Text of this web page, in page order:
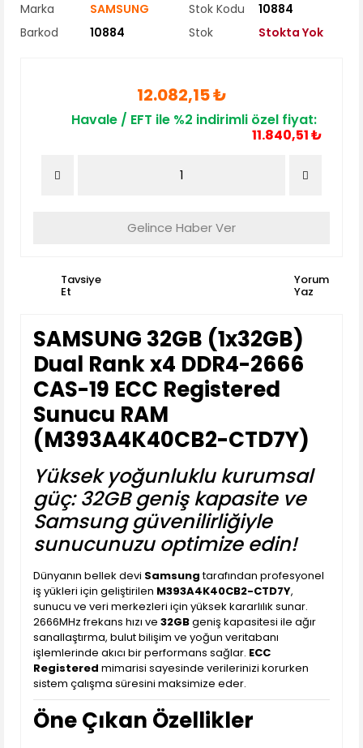
Marka SAMSUNG Stok Kodu
10884
Barkod
10884 Stok Stokta Yok
12.082,15 ₺
Havale / EFT ile %2 indirimli özel fiyat:
11.840,51 ₺
Gelince Haber Ver
Tavsiye
Et
Yorum
Yaz
SAMSUNG 32GB (1x32GB)
Dual Rank x4 DDR4-2666
CAS-19 ECC Registered
Sunucu RAM
(M393A4K40CB2-CTD7Y)
Yüksek yoğunluklu kurumsal
güç: 32GB geniş kapasite ve
Samsung güvenilirliğiyle
sunucunuzu optimize edin!
Dünyanın bellek devi Samsungtarafından profesyonel
iş yükleri için geliştirilen M393A4K40CB2-CTD7Y,
sunucu ve veri merkezleri için yüksek kararlılık sunar.
2666MHz frekans hızı ve 32GBgeniş kapasitesi ile ağır
sanallaştırma, bulut bilişim ve yoğun veritabanı
işlemlerinde akıcı bir performans sağlar. ECC
Registered mimarisi sayesinde verilerinizi korurken
sistem çalışma süresini maksimize eder.
Öne Çıkan Özellikler